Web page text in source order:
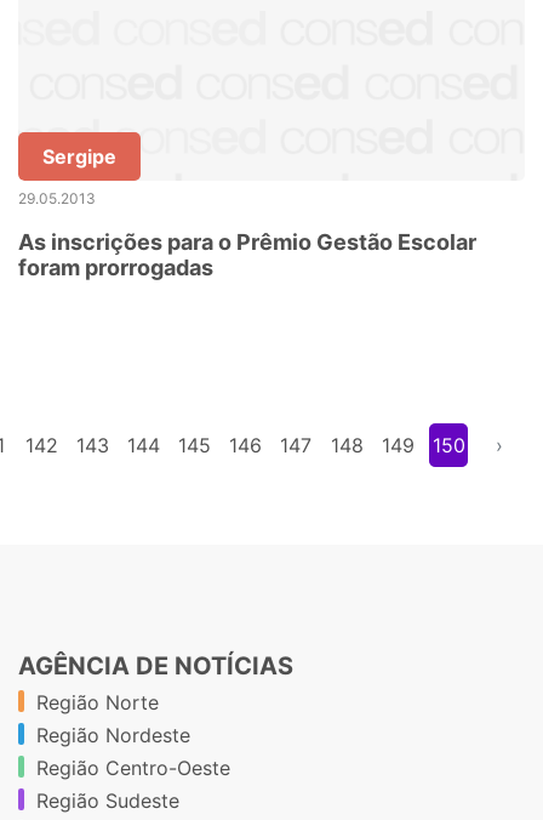
Sergipe
29.05.2013
As inscrições para o Prêmio Gestão Escolar
foram prorrogadas
142 143 144 145 146 147 148 149 150 ›
AGÊNCIA DE NOTÍCIAS
Região Norte
Região Nordeste
Região Centro-Oeste
Região Sudeste